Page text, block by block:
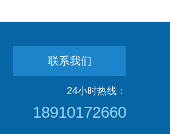
联系我们
24小时热线：
18910172660